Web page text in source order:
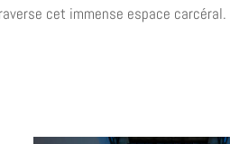
cet immense espace carcéral.